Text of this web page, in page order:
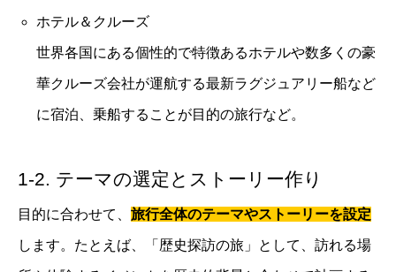
ホテル＆クルーズ
世界各国にある個性的で特徴あるホテルや数多くの豪
華クルーズ会社が運航する最新ラグジュアリー船など
に宿泊、乗船することが目的の旅行など。
1-2. テーマの選定とストーリー作り
目的に合わせて、 旅行全体のテーマやストーリーを設定
します。たとえば、「歴史探訪の旅」として、訪れる場